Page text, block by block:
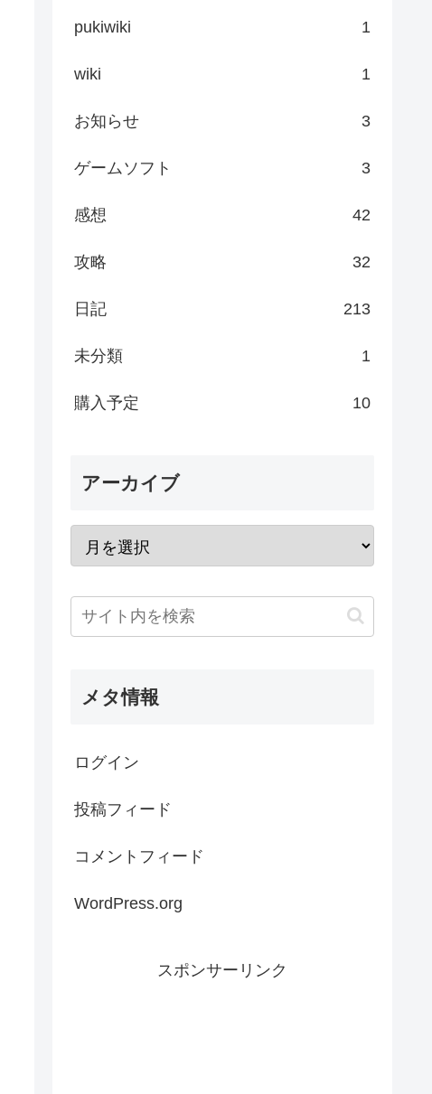
pukiwiki 1
wiki 1
お知らせ 3
ゲームソフト 3
感想 42
攻略 32
日記 213
未分類 1
購入予定 10
アーカイブ
メタ情報
ログイン
投稿フィード
コメントフィード
WordPress.org
スポンサーリンク